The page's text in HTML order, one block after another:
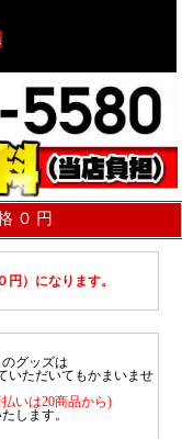
０円
）になります。
グッズは
いただいてもかまいませ
いは20商品から)
します。